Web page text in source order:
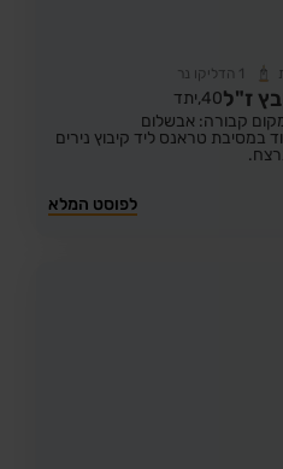
1 הדליקו נר
ז"ל40, יתד
קבורה: אבשלום
במסיבת טראנס ליד קיבוץ נירים
לפוסט המלא